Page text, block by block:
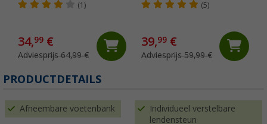
(1)
34,99 €
Adviesprijs 64,99 €
(5)
39,99€
Adviesprijs 59,99 €
PRODUCTDETAILS
Afneembare voetenbank
Individueel verstelbare
lendensteun